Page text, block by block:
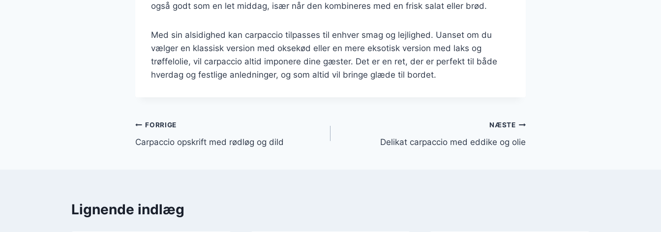
også godt som en let middag, især når den kombineres med en frisk salat eller brød.
Med sin alsidighed kan carpaccio tilpasses til enhver smag og lejlighed. Uanset om du
vælger en klassisk version med oksekød eller en mere eksotisk version med laks og
trøffelolie, vil carpaccio altid imponere dine gæster. Det er en ret, der er perfekt til både
hverdag og festlige anledninger, og som altid vil bringe glæde til bordet.
Indlægsnavigation
FORRIGE
Carpaccio opskrift med rødløg og dild
NÆSTE
Delikat carpaccio med eddike og olie
Lignende indlæg